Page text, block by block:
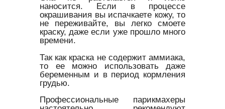
наносится. Если в процессе
окрашивания вы испачкаете кожу, то
не переживайте, вы легко смоете
краску, даже если уже прошло много
времени.
Так как краска не содержит аммиака,
то ее можно использовать даже
беременным и в период кормления
грудью.
Профессиональные парикмахеры